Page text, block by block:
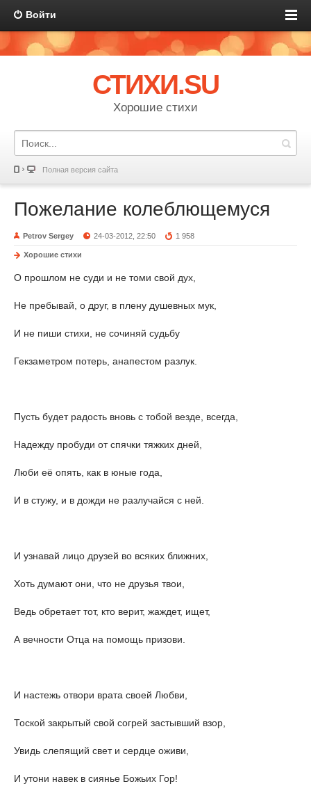
Войти
СТИХИ.SU
Хорошие стихи
Полная версия сайта
Пожелание колеблющемуся
Petrov Sergey 24-03-2012, 22:50 1 958
Хорошие стихи
О прошлом не суди и не томи свой дух,
Не пребывай, о друг, в плену душевных мук,
И не пиши стихи, не сочиняй судьбу
Гекзаметром потерь, анапестом разлук.
Пусть будет радость вновь с тобой везде, всегда,
Надежду пробуди от спячки тяжких дней,
Люби её опять, как в юные года,
И в стужу, и в дожди не разлучайся с ней.
И узнавай лицо друзей во всяких ближних,
Хоть думают они, что не друзья твои,
Ведь обретает тот, кто верит, жаждет, ищет,
А вечности Отца на помощь призови.
И настежь отвори врата своей Любви,
Тоской закрытый свой согрей застывший взор,
Увидь слепящий свет и сердце оживи,
И утони навек в сиянье Божьих Гор!